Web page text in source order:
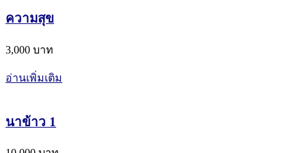
ความสุข
3,000 บาท
อ่านเพิ่มเติม
นาข้าว 1